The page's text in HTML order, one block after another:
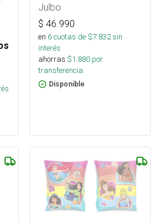
Julbo
$ 46.990
en 6cuotas de $7.832sin
interés
ahorras $1.880 por
transferencia.
Disponible